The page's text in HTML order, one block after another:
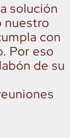
solución
nuestro
con
Por eso
de su